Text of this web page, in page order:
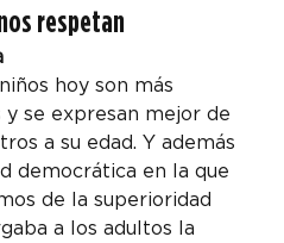
respetan
hoy son más
se expresan mejor de
a su edad. Y además
democrática en la que
de la superioridad
a los adultos la